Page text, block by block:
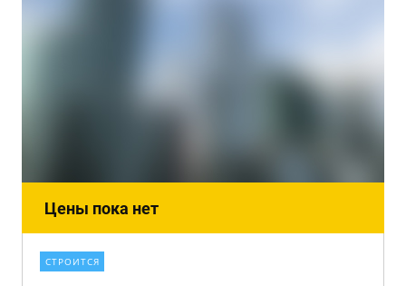
Цены пока нет
СТРОИТСЯ